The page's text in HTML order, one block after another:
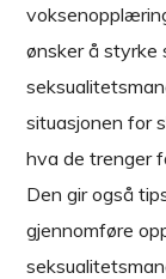
ønsker å styrke
situasjonen for
hva de trenger
Den gir også
gjennomføre